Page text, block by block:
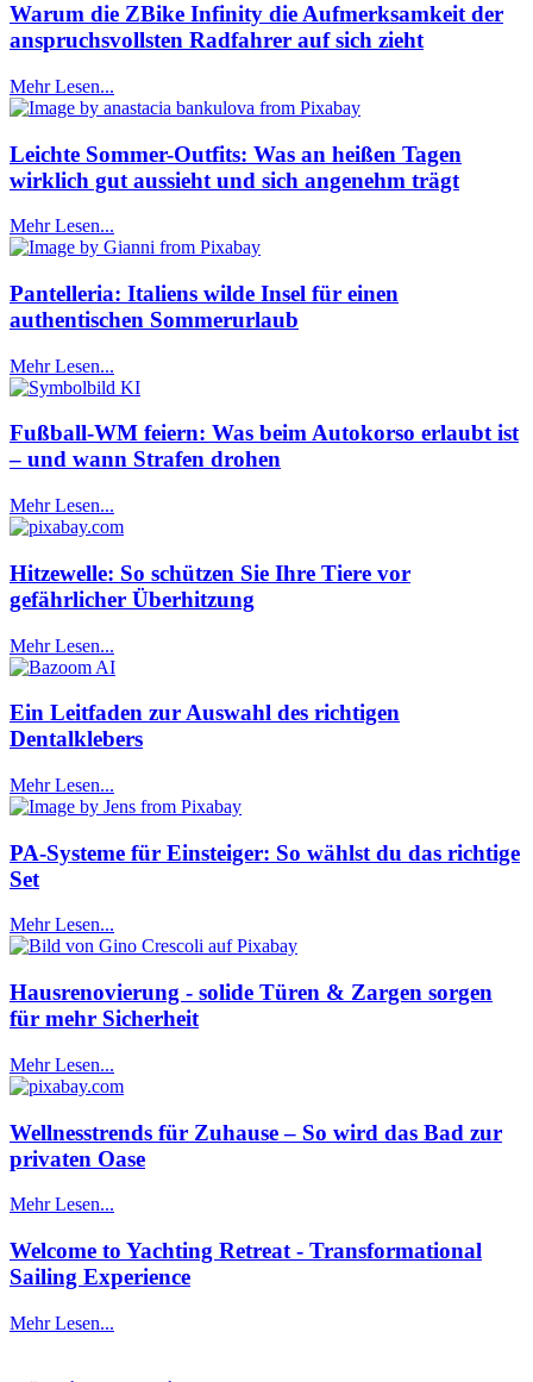
Warum die ZBike Infinity die Aufmerksamkeit der
anspruchsvollsten Radfahrer auf sich zieht
Mehr Lesen...
Leichte Sommer-Outfits: Was an heißen Tagen
wirklich gut aussieht und sich angenehm trägt
Mehr Lesen...
Pantelleria: Italiens wilde Insel für einen
authentischen Sommerurlaub
Mehr Lesen...
Fußball-WM feiern: Was beim Autokorso erlaubt ist
– und wann Strafen drohen
Mehr Lesen...
Hitzewelle: So schützen Sie Ihre Tiere vor
gefährlicher Überhitzung
Mehr Lesen...
Ein Leitfaden zur Auswahl des richtigen
Dentalklebers
Mehr Lesen...
PA-Systeme für Einsteiger: So wählst du das richtige
Set
Mehr Lesen...
Hausrenovierung - solide Türen & Zargen sorgen
für mehr Sicherheit
Mehr Lesen...
Wellnesstrends für Zuhause – So wird das Bad zur
privaten Oase
Mehr Lesen...
Welcome to Yachting Retreat - Transformational
Sailing Experience
Mehr Lesen...